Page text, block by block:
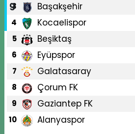
3 Başakşehir
4 Kocaelispor
5 Beşiktaş
6 Eyüpspor
7 Galatasaray
8 Çorum FK
9 Gaziantep FK
10 Alanyaspor